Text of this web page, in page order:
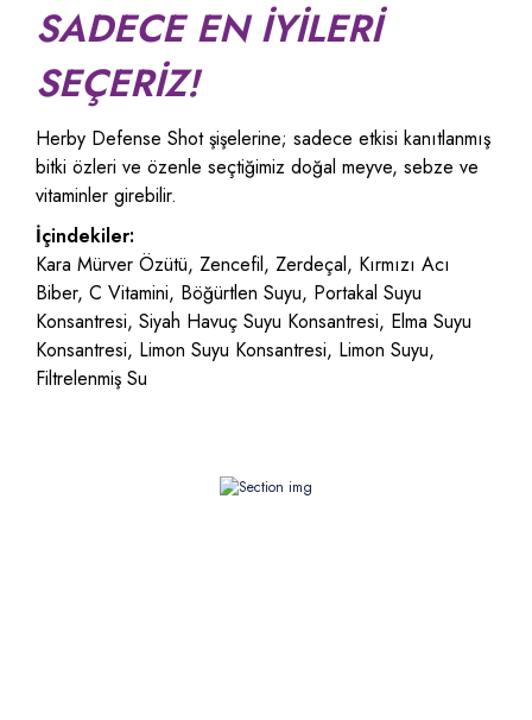
SADECE EN İYİLERİ
SEÇERİZ!
Herby Defense Shot şişelerine; sadece etkisi kanıtlanmış
bitki özleri ve özenle seçtiğimiz doğal meyve, sebze ve
vitaminler girebilir.
İçindekiler:
Kara Mürver Özütü, Zencefil, Zerdeçal, Kırmızı Acı
Biber, C Vitamini, Böğürtlen Suyu, Portakal Suyu
Konsantresi, Siyah Havuç Suyu Konsantresi, Elma Suyu
Konsantresi, Limon Suyu Konsantresi, Limon Suyu,
Filtrelenmiş Su